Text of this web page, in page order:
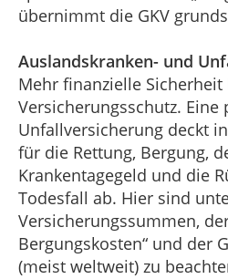
übernimmt die GKV
Auslandskranken- und
Mehr finanzielle
Versicherungsschutz. Eine
Unfallversicherung deckt
für die Rettung, Bergung,
Krankentagegeld und die
Todesfall ab. Hier sind
Versicherungssummen,
Bergungskosten“ und der
(meist weltweit) zu